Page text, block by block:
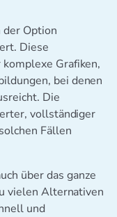
Option
Diese
Grafiken,
bei denen
Die
vollständiger
Fällen
über das ganze
vielen Alternativen
und